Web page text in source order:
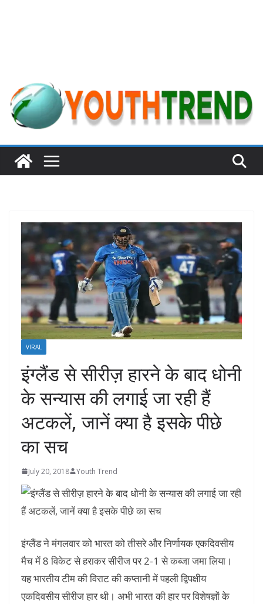
VIRAL
इंग्लैंड से सीरीज़ हारने के बाद धोनी
के सन्यास की लगाई जा रही हैं
अटकलें, जानें क्या है इसके पीछे
का सच
July 20, 2018 Youth Trend
इंग्लैंड ने मंगलवार को भारत को तीसरे और निर्णायक एकदिवसीय
मैच में 8 विकेट से हराकर सीरीज पर 2-1 से कब्जा जमा लिया।
यह भारतीय टीम की विराट की कप्तानी में पहली द्विपक्षीय
एकदिवसीय सीरीज हार थी। अभी भारत की हार पर विशेषज्ञों के